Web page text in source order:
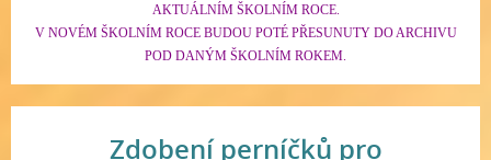
AKTUÁLNÍM ŠKOLNÍM ROCE.
V NOVÉM ŠKOLNÍM ROCE BUDOU POTÉ PŘESUNUTY DO ARCHIVU
POD DANÝM ŠKOLNÍM ROKEM.
Zdobení perníčků pro